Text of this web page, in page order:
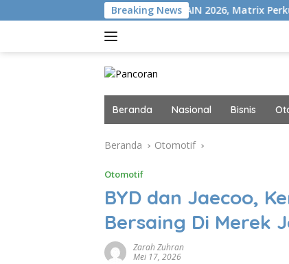
ke
Breaking News
Gelar MAIN 2026, Matrix Perkuat Kolaborasi
Beranda Nasional Bisnis
Beranda Otomotif
Otomotif
BYD dan Jaecoo,
Bersaing Di Merek
Zarah Zuhran
Mei 17, 2026